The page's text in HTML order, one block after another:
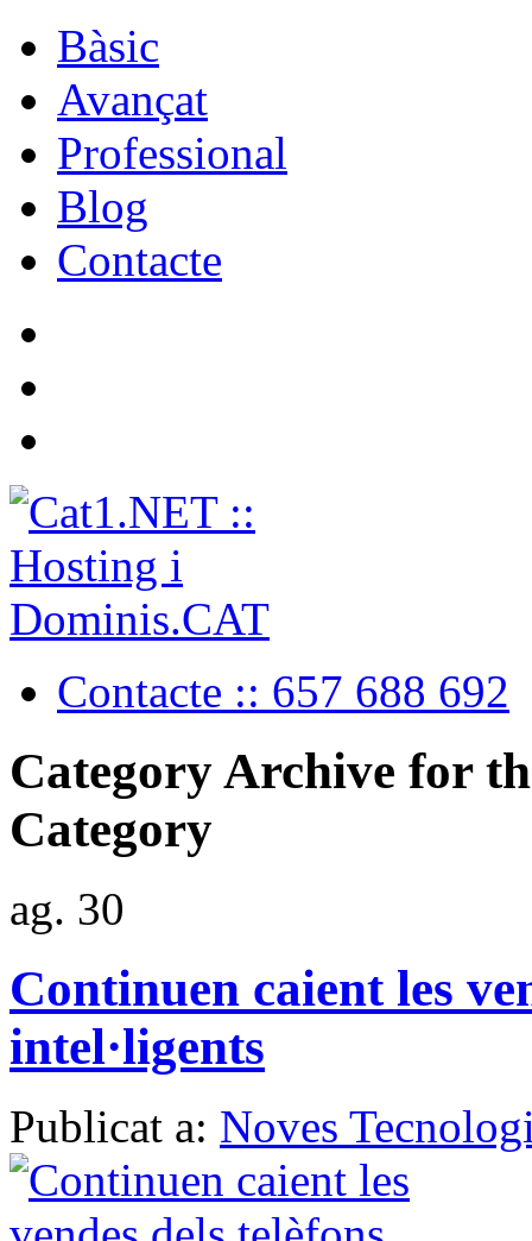
Bàsic
Avançat
Professional
Blog
Contacte
Contacte :: 657 688 692
Category Archive for
Category
ag. 30
Continuen caient les
intel·ligents
Publicat a: Noves